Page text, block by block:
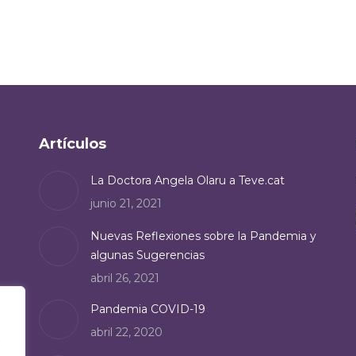
Artículos
La Doctora Angela Olaru a Teve.cat
junio 21, 2021
Nuevas Reflexiones sobre la Pandemia y
algunas Sugerencias
abril 26, 2021
Pandemia COVID-19
abril 22, 2020